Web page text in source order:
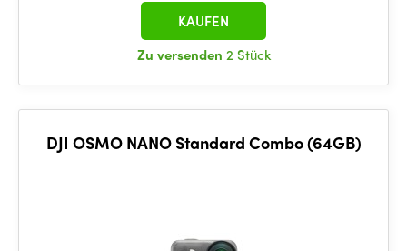
Zu versenden 2 Stück
KAUFEN
DJI OSMO NANO Standard Combo (64GB)